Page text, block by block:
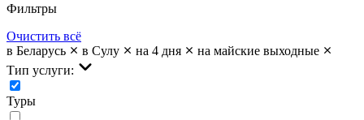
Фильтры
Очистить всё
в Беларусь
в Сулу на 4 дня
на майские выходные
Тип услуги:
Туры